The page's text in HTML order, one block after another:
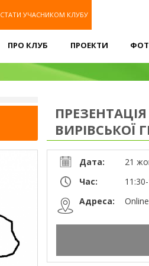
СТАТИ УЧАСНИКОМ КЛУБУ
ПРО КЛУБ ПРОЕКТИ
ВИРІВСЬКОЇ
Дата:
21
Час:
Адреса:
Online